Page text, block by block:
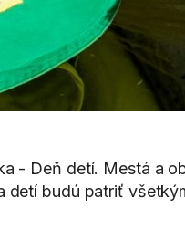
- Deň detí. Mestá a
budú patriť